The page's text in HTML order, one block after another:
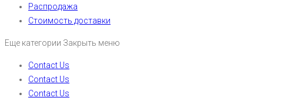
Распродажа
Стоимость доставки
Еще категории Закрыть меню
Contact Us
Contact Us
Contact Us